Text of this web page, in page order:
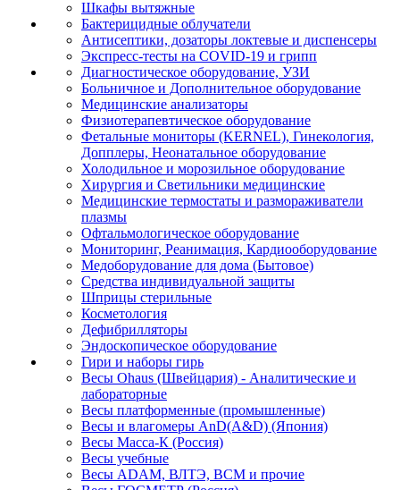
Шкафы вытяжные
Бактерицидные облучатели
Антисептики, дозаторы локтевые и диспенсеры
Экспресс-тесты на COVID-19 и грипп
Диагностическое оборудование, УЗИ
Больничное и Дополнительное оборудование
Медицинские анализаторы
Физиотерапевтическое оборудование
Фетальные мониторы (KERNEL), Гинекология,
Допплеры, Неонатальное оборудование
Холодильное и морозильное оборудование
Хирургия и Светильники медицинские
Медицинские термостаты и размораживатели
плазмы
Офтальмологическое оборудование
Мониторинг, Реанимация, Кардиооборудование
Медоборудование для дома (Бытовое)
Средства индивидуальной защиты
Шприцы стерильные
Косметология
Дефибрилляторы
Эндоскопическое оборудование
Гири и наборы гирь
Весы Ohaus (Швейцария) - Аналитические и
лабораторные
Весы платформенные (промышленные)
Весы и влагомеры AnD(A&D) (Япония)
Весы Масса-К (Россия)
Весы учебные
Весы ADAM, ВЛТЭ, BCM и прочие